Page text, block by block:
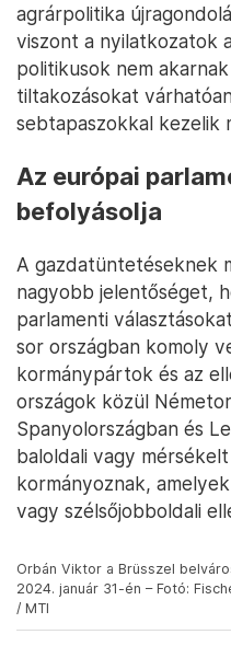
agrárpolitika
viszont a nyilatkozatok
politikusok nem
tiltakozásokat
sebtapaszokkal kezelik
Az európai
befolyásolja
A gazdatüntetéseknek
nagyobb jelentőséget,
parlamenti
sor országban komoly
kormánypártok és az
országok közül
Spanyolországban és
baloldali vagy
kormányoznak,
vagy szélsőjobboldali